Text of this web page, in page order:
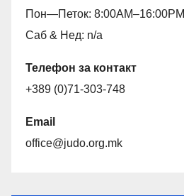
Пон—Петок: 8:00AM–16:00PM
Саб & Нед: n/a
Телефон за контакт
+389 (0)71-303-748
Email
office@judo.org.mk